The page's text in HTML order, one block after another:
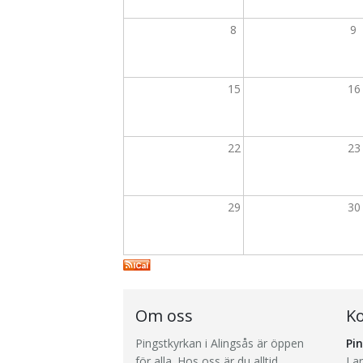
8 9
15 16
22 23
29 30
Om oss
Pingstkyrkan i Alingsås är öppen